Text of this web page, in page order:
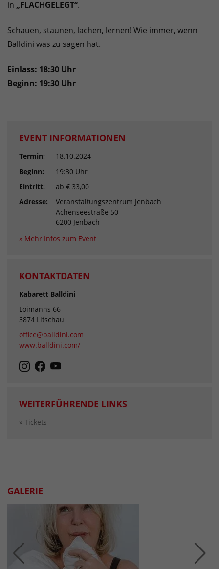
in „FLACHGELEGT“.
Schauen, staunen, lachen, lernen! Wie immer, wenn
Balldini was zu sagen hat.
Einlass: 18:30 Uhr
Beginn: 19:30 Uhr
EVENT INFORMATIONEN
Termin:
18.10.2024
Beginn:
19:30 Uhr
Eintritt:
ab € 33,00
Adresse:
Veranstaltungszentrum Jenbach
Achenseestraße 50
6200 Jenbach
» Mehr Infos zum Event
KONTAKTDATEN
Kabarett Balldini
Loimanns 66
3874 Litschau
office@balldini.com
www.balldini.com/
WEITERFÜHRENDE LINKS
» Tickets
GALERIE